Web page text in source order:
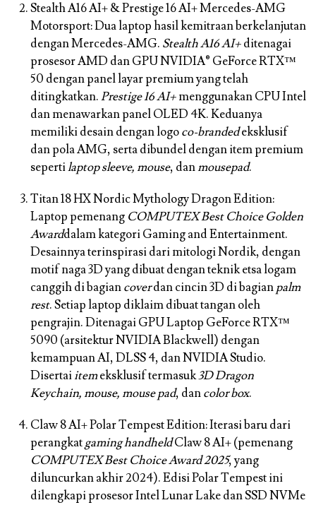
Stealth A16 AI+ & Prestige 16 AI+ Mercedes-AMG
Motorsport:Dua laptop hasil kemitraan berkelanjutan
dengan Mercedes-AMG. Stealth A16 AI+ditenagai
prosesor AMD dan GPU NVIDIA® GeForce RTX™
50 dengan panel layar premium yang telah
ditingkatkan.Prestige 16 AI+menggunakan CPU Intel
dan menawarkan panel OLED 4K. Keduanya
memiliki desain dengan logoco-brandedeksklusif
dan pola AMG, serta dibundel dengan item premium
sepertilaptop sleeve, mouse, danmousepad.
Titan 18 HX Nordic Mythology Dragon Edition:
Laptop pemenang COMPUTEX Best Choice Golden
Awarddalam kategori Gaming and Entertainment.
Desainnya terinspirasi dari mitologi Nordik, dengan
motif naga 3D yang dibuat dengan teknik etsa logam
canggih di bagiancoverdan cincin 3D di bagianpalm
rest. Setiap laptop diklaim dibuat tangan oleh
pengrajin. Ditenagai GPU Laptop GeForce RTX™
5090 (arsitektur NVIDIA Blackwell) dengan
kemampuan AI, DLSS 4, dan NVIDIA Studio.
Disertaiitemeksklusif termasuk3D Dragon
Keychain, mouse, mouse pad, dancolor box.
Claw 8 AI+ Polar Tempest Edition:Iterasi baru dari
perangkatgaming handheldClaw 8 AI+ (pemenang
COMPUTEX Best Choice Award 2025, yang
diluncurkan akhir 2024). Edisi Polar Tempest ini
dilengkapi prosesor Intel Lunar Lake dan SSD NVMe